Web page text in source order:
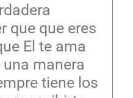
que que eres
El te ama
manera
tiene los